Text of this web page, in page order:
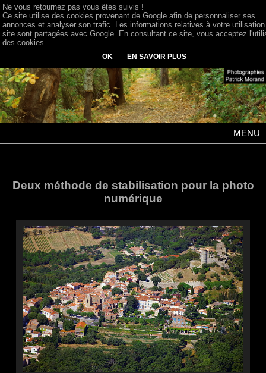
MENU
Deux méthode de stabilisation pour la photo
numérique
Ne vous retournez pas vous êtes suivis !
Ce site utilise des cookies provenant de Google afin de personnaliser ses
annonces et analyser son trafic. Les informations relatives à votre
site sont partagées avec Google. En consultant ce site, vous acceptez
des cookies.
OK EN SAVOIR PLUS